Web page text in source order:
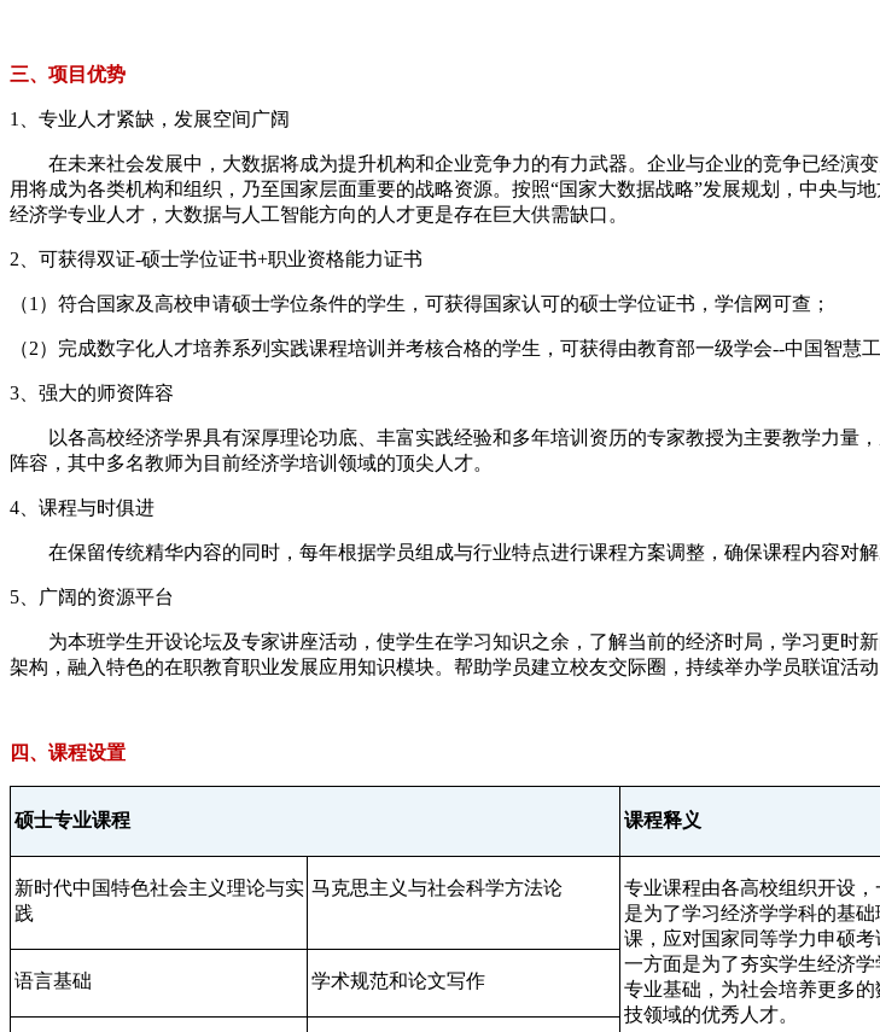
三、项目优势
1、专业人才紧缺，发展空间广阔
在未来社会发展中，大数据将成为提升机构和企业竞争力的有力武器。企业与企业的竞争已经演
用将成为各类机构和组织，乃至国家层面重要的战略资源。按照“国家大数据战略”发展规划，中央
经济学专业人才，大数据与人工智能方向的人才更是存在巨大供需缺口。
2、可获得双证-硕士学位证书+职业资格能力证书
（1）符合国家及高校申请硕士学位条件的学生，可获得国家认可的硕士学位证书，学信网可查；
（2）完成数字化人才培养系列实践课程培训并考核合格的学生，可获得由教育部一级学会--中国智慧
3、强大的师资阵容
以各高校经济学界具有深厚理论功底、丰富实践经验和多年培训资历的专家教授为主要教学力量
阵容，其中多名教师为目前经济学培训领域的顶尖人才。
4、课程与时俱进
在保留传统精华内容的同时，每年根据学员组成与行业特点进行课程方案调整，确保课程内容对解
5、广阔的资源平台
为本班学生开设论坛及专家讲座活动，使学生在学习知识之余，了解当前的经济时局，学习更时
架构，融入特色的在职教育职业发展应用知识模块。帮助学员建立校友交际圈，持续举办学员联谊活动
四、课程设置
硕士专业课程 课程释义
新时代中国特色社会主义理论与实
践
马克思主义与社会科学方法论
专业课程由各高校组织开设，
是为了学习经济学学科的基础
课，应对国家同等学力申硕考
一方面是为了夯实学生经济学
专业基础，为社会培养更多的
技领域的优秀人才。
语言基础 学术规范和论文写作